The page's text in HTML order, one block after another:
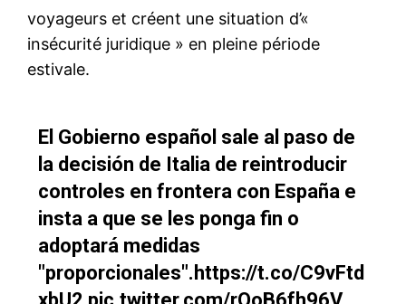
le1.ma
l'intelligence de